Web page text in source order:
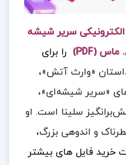
الکترونیکی سریر شیشه
را برای
«وارث آتش»،
«سریر شیشه‌ای»،
سلینا است. او
و اندوهی بزرگ،
خرید فایل های بیشتر